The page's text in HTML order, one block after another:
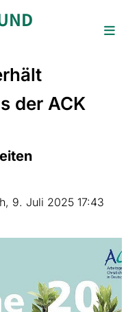
der ACK
9. Juli 2025 17:43